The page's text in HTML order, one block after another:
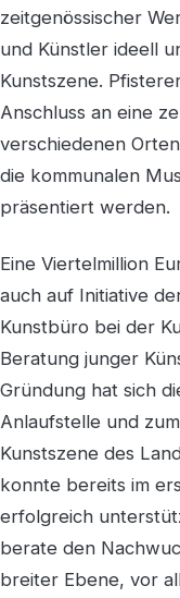
zeitgenössischer
und Künstler ideell
Kunstszene.
Anschluss an eine
verschiedenen
die kommunalen
präsentiert werden.
Eine Viertelmillion
auch auf Initiative
Kunstbüro bei der
Beratung junger
Gründung hat sich
Anlaufstelle und
Kunstszene des
konnte bereits im
erfolgreich
berate den
breiter Ebene, vor